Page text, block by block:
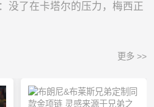
没了在卡塔尔的压力，梅西正
更多 >>